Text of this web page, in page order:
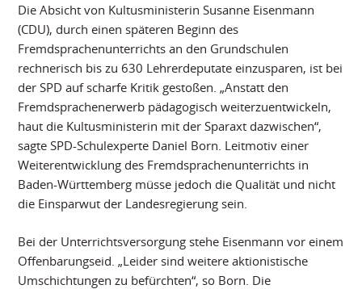
Die Absicht von Kultusministerin Susanne Eisenmann
(CDU), durch einen späteren Beginn des
Fremdsprachenunterrichts an den Grundschulen
rechnerisch bis zu 630 Lehrerdeputate einzusparen, ist bei
der SPD auf scharfe Kritik gestoßen. „Anstatt den
Fremdsprachenerwerb pädagogisch weiterzuentwickeln,
haut die Kultusministerin mit der Sparaxt dazwischen“,
sagte SPD-Schulexperte Daniel Born. Leitmotiv einer
Weiterentwicklung des Fremdsprachenunterrichts in
Baden-Württemberg müsse jedoch die Qualität und nicht
die Einsparwut der Landesregierung sein.
Bei der Unterrichtsversorgung stehe Eisenmann vor einem
Offenbarungseid. „Leider sind weitere aktionistische
Umschichtungen zu befürchten“, so Born. Die